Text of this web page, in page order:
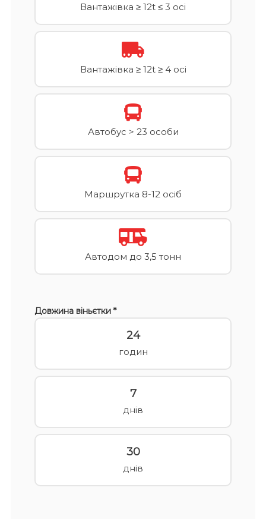
Вантажівка ≥ 12t ≤ 3 осі
Вантажівка ≥ 12t ≥ 4 осі
Автобус > 23 особи
Маршрутка 8-12 осіб
Автодом до 3,5 тонн
Довжина віньєтки *
24
годин
7
днів
30
днів